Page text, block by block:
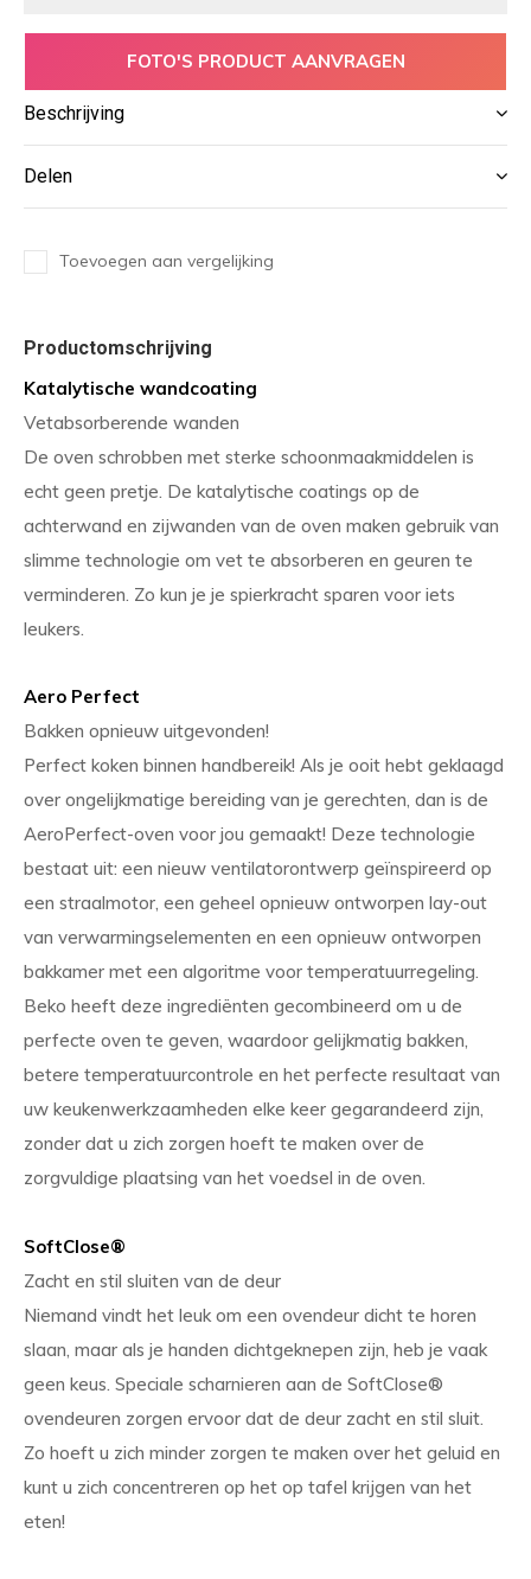
FOTO'S PRODUCT AANVRAGEN
Beschrijving
Delen
Toevoegen aan vergelijking
Productomschrijving
Katalytische wandcoating
Vetabsorberende wanden
De oven schrobben met sterke schoonmaakmiddelen is
echt geen pretje. De katalytische coatings op de
achterwand en zijwanden van de oven maken gebruik van
slimme technologie om vet te absorberen en geuren te
verminderen. Zo kun je je spierkracht sparen voor iets
leukers.
Aero Perfect
Bakken opnieuw uitgevonden!
Perfect koken binnen handbereik! Als je ooit hebt geklaagd
over ongelijkmatige bereiding van je gerechten, dan is de
AeroPerfect-oven voor jou gemaakt! Deze technologie
bestaat uit: een nieuw ventilatorontwerp geïnspireerd op
een straalmotor, een geheel opnieuw ontworpen lay-out
van verwarmingselementen en een opnieuw ontworpen
bakkamer met een algoritme voor temperatuurregeling.
Beko heeft deze ingrediënten gecombineerd om u de
perfecte oven te geven, waardoor gelijkmatig bakken,
betere temperatuurcontrole en het perfecte resultaat van
uw keukenwerkzaamheden elke keer gegarandeerd zijn,
zonder dat u zich zorgen hoeft te maken over de
zorgvuldige plaatsing van het voedsel in de oven.
SoftClose®
Zacht en stil sluiten van de deur
Niemand vindt het leuk om een ​​ovendeur dicht te horen
slaan, maar als je handen dichtgeknepen zijn, heb je vaak
geen keus. Speciale scharnieren aan de SoftClose®
ovendeuren zorgen ervoor dat de deur zacht en stil sluit.
Zo hoeft u zich minder zorgen te maken over het geluid en
kunt u zich concentreren op het op tafel krijgen van het
eten!